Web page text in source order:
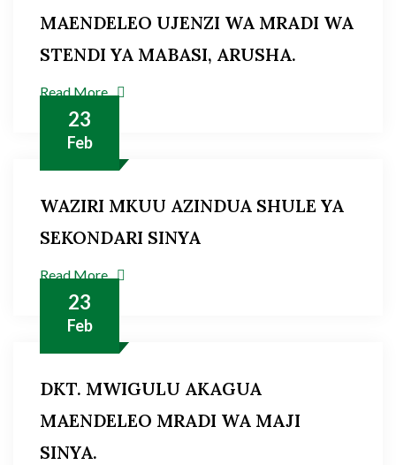
MAENDELEO UJENZI WA MRADI WA
STENDI YA MABASI, ARUSHA.
Read More
23
Feb
WAZIRI MKUU AZINDUA SHULE YA
SEKONDARI SINYA
Read More
23
Feb
DKT. MWIGULU AKAGUA
MAENDELEO MRADI WA MAJI
SINYA.